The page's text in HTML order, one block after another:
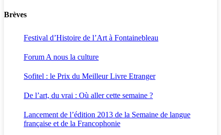
Brèves
Festival d’Histoire de l’Art à Fontainebleau
Forum A nous la culture
Sofitel : le Prix du Meilleur Livre Etranger
De l’art, du vrai : Où aller cette semaine ?
Lancement de l’édition 2013 de la Semaine de langue
française et de la Francophonie